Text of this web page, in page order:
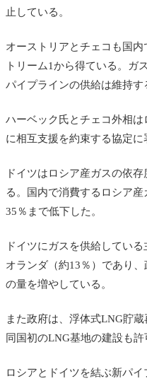
止している。
オーストリアとチェコも国
トリーム1から得ている。ガ
パイプラインの供給は維持す
ハーベック氏とチェコ外相
に相互支援を約束する協定に
ドイツはロシア産ガスの依
る。国内で消費するロシア
35％まで低下した。
ドイツにガスを供給してい
オランダ（約13％）であり
の量を増やしている。
また政府は、浮体式LNG貯
同国初のLNG基地の建設も許
ロシアとドイツを結ぶ新パ